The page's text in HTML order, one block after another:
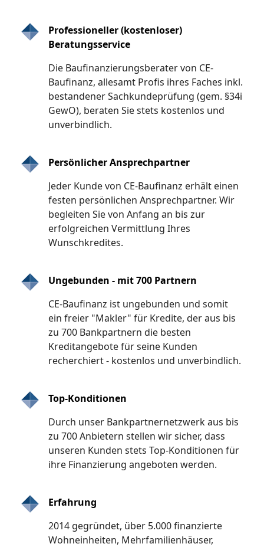
Professioneller (kostenloser)
Beratungsservice
Die Baufinanzierungsberater von CE-
Baufinanz, allesamt Profis ihres Faches inkl.
bestandener Sachkundeprüfung (gem. §34i
GewO), beraten Sie stets kostenlos und
unverbindlich.
Persönlicher Ansprechpartner
Jeder Kunde von CE-Baufinanz erhält einen
festen persönlichen Ansprechpartner. Wir
begleiten Sie von Anfang an bis zur
erfolgreichen Vermittlung Ihres
Wunschkredites.
Ungebunden - mit 700 Partnern
CE-Baufinanz ist ungebunden und somit
ein freier "Makler" für Kredite, der aus bis
zu 700 Bankpartnern die besten
Kreditangebote für seine Kunden
recherchiert - kostenlos und unverbindlich.
Top-Konditionen
Durch unser Bankpartnernetzwerk aus bis
zu 700 Anbietern stellen wir sicher, dass
unseren Kunden stets Top-Konditionen für
ihre Finanzierung angeboten werden.
Erfahrung
2014 gegründet, über 5.000 finanzierte
Wohneinheiten, Mehrfamilienhäuser,